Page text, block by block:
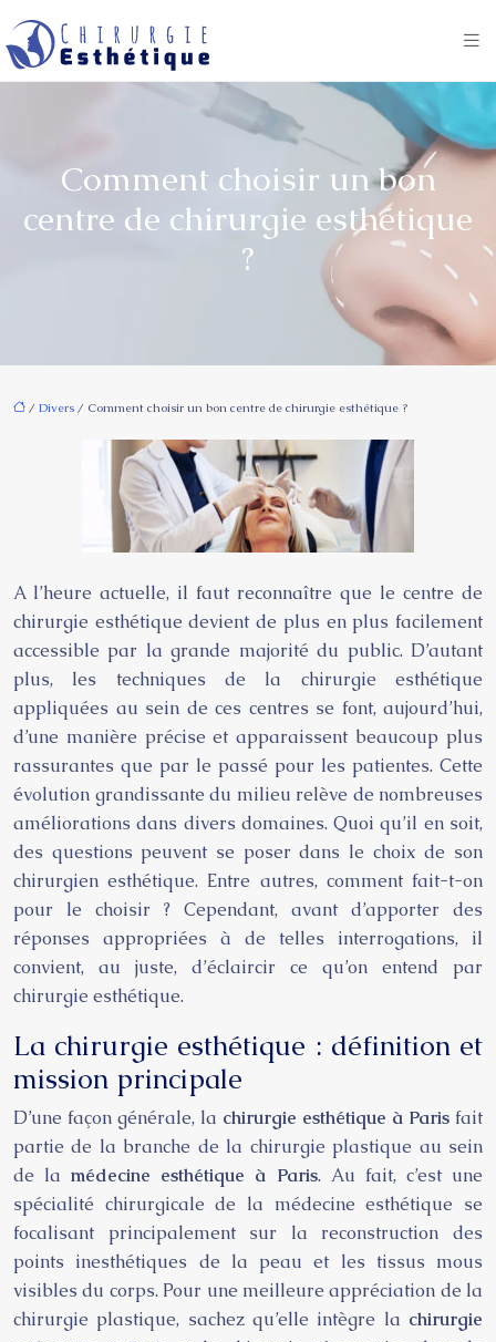
Comment choisir un bon
centre de chirurgie esthétique
?
/ Divers / Comment choisir un bon centre de chirurgie esthétique ?
A l’heure actuelle, il faut reconnaître que le centre de
chirurgie esthétique devient de plus en plus facilement
accessible par la grande majorité du public. D’autant
plus, les techniques de la chirurgie esthétique
appliquées au sein de ces centres se font, aujourd’hui,
d’une manière précise et apparaissent beaucoup plus
rassurantes que par le passé pour les patientes. Cette
évolution grandissante du milieu relève de nombreuses
améliorations dans divers domaines. Quoi qu’il en soit,
des questions peuvent se poser dans le choix de son
chirurgien esthétique. Entre autres, comment fait-t-on
pour le choisir ? Cependant, avant d’apporter des
réponses appropriées à de telles interrogations, il
convient, au juste, d’éclaircir ce qu’on entend par
chirurgie esthétique.
La chirurgie esthétique : définition et
mission principale
D’une façon générale, la chirurgie esthétique à Paris fait
partie de la branche de la chirurgie plastique au sein
de lamédecine esthétique à Paris. Au fait, c’est une
spécialité chirurgicale de la médecine esthétique se
focalisant principalement sur la reconstruction des
points inesthétiques de la peau et les tissus mous
visibles du corps. Pour une meilleure appréciation de la
chirurgie plastique, sachez qu’elle intègre la chirurgie